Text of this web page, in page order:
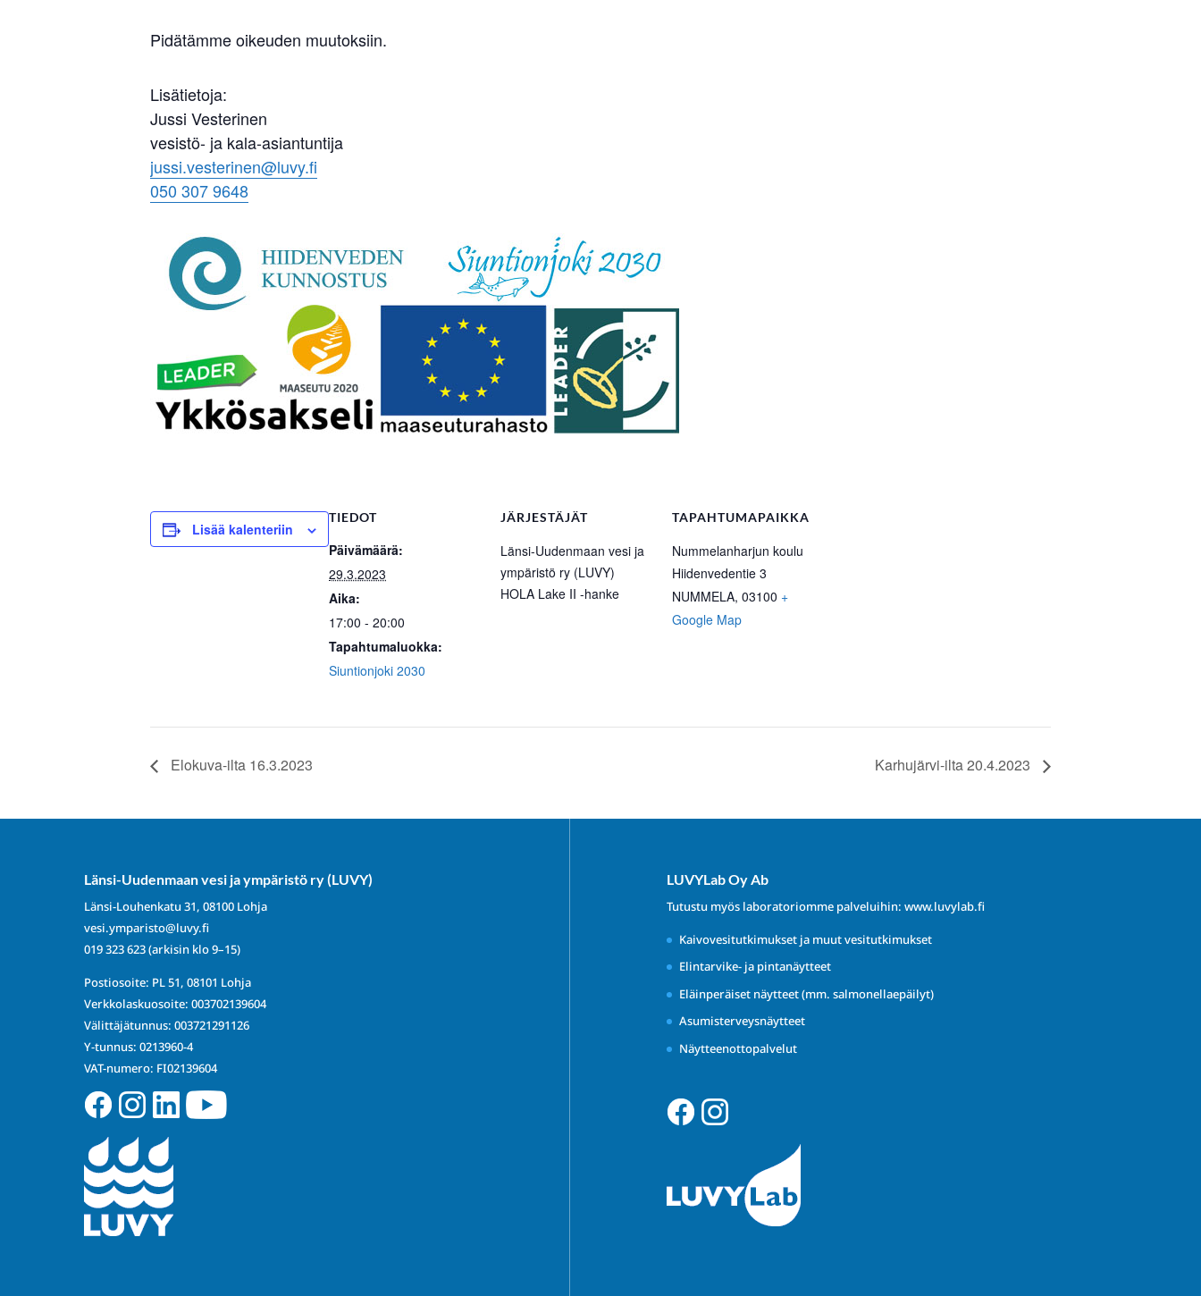
Pidätämme oikeuden muutoksiin.
Lisätietoja:
Jussi Vesterinen
vesistö- ja kala-asiantuntija
jussi.vesterinen@luvy.fi
050 307 9648
Lisää kalenteriin
TIEDOT
Päivämäärä:
29.3.2023
Aika:
17:00 - 20:00
Tapahtumaluokka:
Siuntionjoki 2030
JÄRJESTÄJÄT
Länsi-Uudenmaan vesi ja
ympäristö ry (LUVY)
HOLA Lake II -hanke
TAPAHTUMAPAIKKA
Nummelanharjun koulu
Hiidenvedentie 3
NUMMELA, 03100 +
Google Map
Elokuva-ilta 16.3.2023 Karhujärvi-ilta 20.4.2023
Länsi-Uudenmaan vesi ja ympäristö ry (LUVY)
Länsi-Louhenkatu 31, 08100 Lohja
vesi.ymparisto@luvy.fi
019 323 623(arkisin klo 9–15)
Postiosoite: PL 51, 08101 Lohja
Verkkolaskuosoite: 003702139604
Välittäjätunnus: 003721291126
Y-tunnus: 0213960-4
VAT-numero: FI02139604
LUVYLab Oy Ab
Tutustu myös laboratoriomme palveluihin: www.luvylab.fi
Kaivovesitutkimukset ja muut vesitutkimukset
Elintarvike- ja pintanäytteet
Eläinperäiset näytteet (mm. salmonellaepäilyt)
Asumisterveysnäytteet
Näytteenottopalvelut